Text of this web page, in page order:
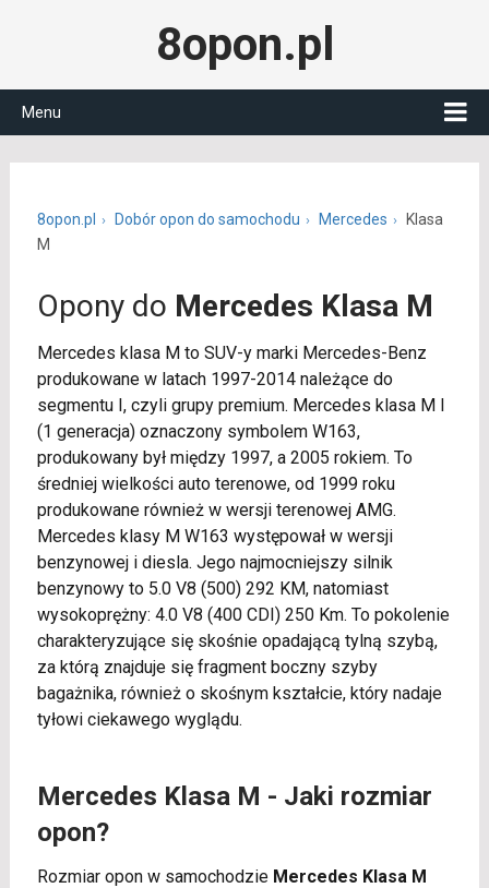
8opon.pl
Menu
8opon.pl Dobór opon do samochodu Mercedes
Klasa
M
Opony do Mercedes Klasa M
Mercedes klasa M to SUV-y marki Mercedes-Benz
produkowane w latach 1997-2014 należące do
segmentu I, czyli grupy premium. Mercedes klasa M I
(1 generacja) oznaczony symbolem W163,
produkowany był między 1997, a 2005 rokiem. To
średniej wielkości auto terenowe, od 1999 roku
produkowane również w wersji terenowej AMG.
Mercedes klasy M W163 występował w wersji
benzynowej i diesla. Jego najmocniejszy silnik
benzynowy to 5.0 V8 (500) 292 KM, natomiast
wysokoprężny: 4.0 V8 (400 CDI) 250 Km. To pokolenie
charakteryzujące się skośnie opadającą tylną szybą,
za którą znajduje się fragment boczny szyby
bagażnika, również o skośnym kształcie, który nadaje
tyłowi ciekawego wyglądu.
Mercedes Klasa M - Jaki rozmiar
opon?
Rozmiar opon w samochodzie Mercedes Klasa M